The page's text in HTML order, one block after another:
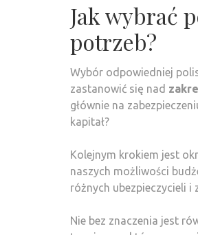
Jak wybrać
potrzeb?
Wybór odpowiedniej
zastanowić się nad
głównie na
kapitał?
Kolejnym krokiem jest
naszych możliwości
różnych ubezpieczycieli
Nie bez znaczenia jest